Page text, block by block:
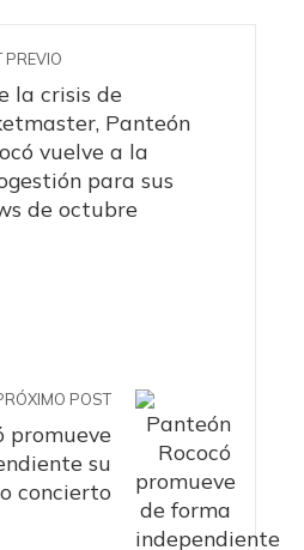
PREVIO
la crisis de
Panteón
vuelve a la
para sus
de octubre
POST
promueve
su
concierto